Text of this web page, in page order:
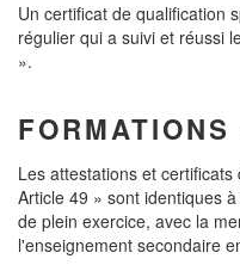
Un certificat de qualification
régulier qui a suivi et réussi
».
Les attestations et
Article 49 » sont identiques
de plein exercice, avec la
l'enseignement secondaire